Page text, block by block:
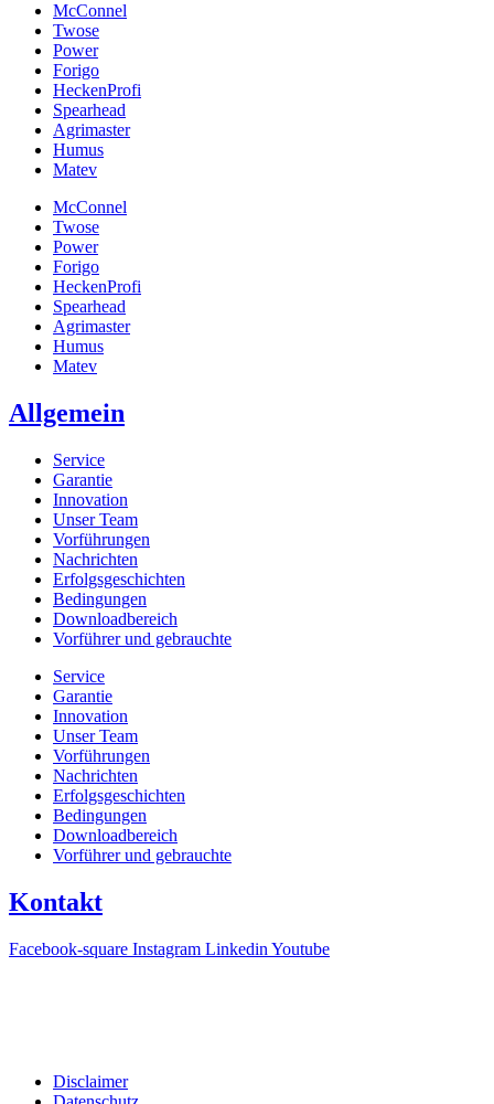
McConnel
Twose
Power
Forigo
HeckenProfi
Spearhead
Agrimaster
Humus
Matev
McConnel
Twose
Power
Forigo
HeckenProfi
Spearhead
Agrimaster
Humus
Matev
Allgemein
Service
Garantie
Innovation
Unser Team
Vorführungen
Nachrichten
Erfolgsgeschichten
Bedingungen
Downloadbereich
Vorführer und gebrauchte
Service
Garantie
Innovation
Unser Team
Vorführungen
Nachrichten
Erfolgsgeschichten
Bedingungen
Downloadbereich
Vorführer und gebrauchte
Kontakt
Facebook-square Instagram Linkedin Youtube
Disclaimer